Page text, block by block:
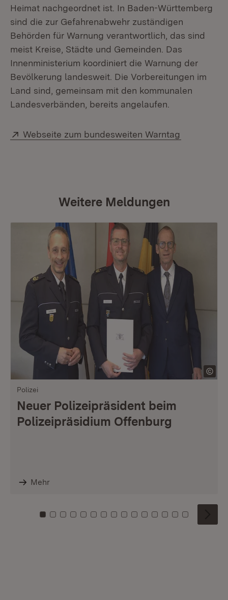
Heimat nachgeordnet ist. In Baden-Württemberg
sind die zur Gefahrenabwehr zuständigen
Behörden für Warnung verantwortlich, das sind
meist Kreise, Städte und Gemeinden. Das
Innenministerium koordiniert die Warnung der
Bevölkerung landesweit. Die Vorbereitungen im
Land sind, gemeinsam mit den kommunalen
Landesverbänden, bereits angelaufen.
Extern:
Webseite zum bundesweiten Warntag
Weitere Meldungen
Polizei
Neuer Polizeipräsident beim
Polizeipräsidium Offenburg
Mehr
Zu Kachel: 0
Zu Kachel: 1
Zu Kachel: 2
Zu Kachel: 3
Zu Kachel: 4
Zu Kachel: 5
Zu Kachel: 6
Zu Kachel: 7
Zu Kachel: 8
Zu Kachel: 9
Zu Kachel: 10
Zu Kachel: 11
Zu Kachel: 12
Zu Kachel:
Zu